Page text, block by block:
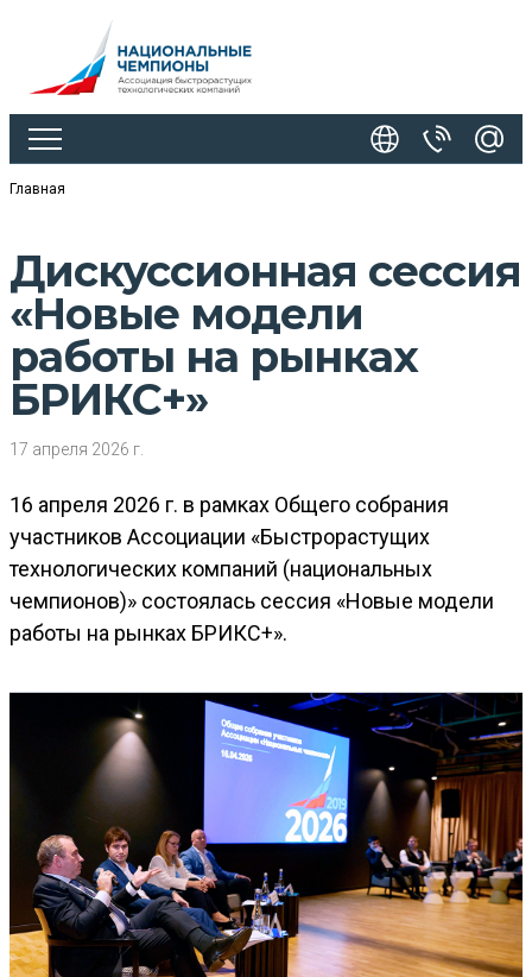
Главная
Дискуссионная сессия
«Новые модели
работы на рынках
БРИКС+»
17 апреля 2026 г.
16 апреля 2026 г. в рамках Общего собрания
участников Ассоциации «Быстрорастущих
технологических компаний (национальных
чемпионов)» состоялась сессия «Новые модели
работы на рынках БРИКС+».